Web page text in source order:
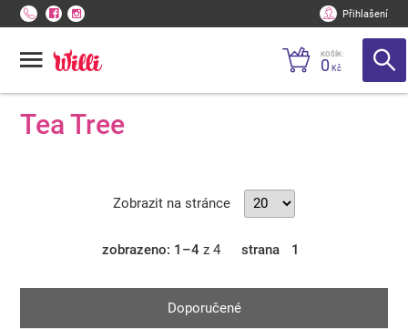
Přihlašení
KOŠÍK:
0 Kč
Tea Tree
Zobrazit na stránce
zobrazeno: 1–4z 4 strana 1
Doporučené